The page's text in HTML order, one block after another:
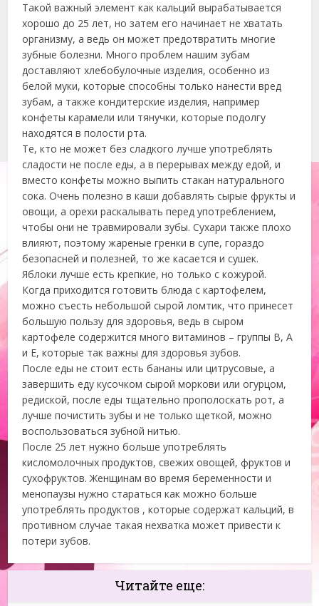
Такой важный элемент как кальций вырабатывается
хорошо до 25 лет, но затем его начинает не хватать
организму, а ведь он может предотвратить многие
зубные болезни. Много проблем нашим зубам
доставляют хлебобулочные изделия, особенно из
белой муки, которые способны только нанести вред
зубам, а также кондитерские изделия, например
конфеты карамели или тянучки, которые подолгу
находятся в полости рта.
Те, кто не может без сладкого лучше употреблять
сладости не после еды, а в перерывах между едой, и
вместо конфеты можно выпить стакан натурального
сока. Очень полезно в каши добавлять сырые фрукты и
овощи, а орехи раскалывать перед употреблением,
чтобы они не травмировали зубы. Сухари также плохо
влияют, поэтому жареные гренки в супе, гораздо
безопасней и полезней, то же касается и сушек.
Яблоки лучше есть крепкие, но только с кожурой.
Когда приходится готовить блюда с картофелем,
можно съесть небольшой сырой ломтик, что принесет
большую пользу для здоровья, ведь в сыром
картофеле содержится много витаминов – группы В, А
и Е, которые так важны для здоровья зубов.
После еды не стоит есть бананы или цитрусовые, а
завершить еду кусочком сырой моркови или огурцом,
редиской, после еды тщательно прополоскать рот, а
лучше почистить зубы и не только щеткой, можно
воспользоваться зубной нитью.
После 25 лет нужно больше употреблять
кисломолочных продуктов, свежих овощей, фруктов и
сухофруктов. Женщинам во время беременности и
менопаузы нужно стараться как можно больше
употреблять продуктов , которые содержат кальций, в
противном случае такая нехватка может привести к
потери зубов.
Читайте еще: